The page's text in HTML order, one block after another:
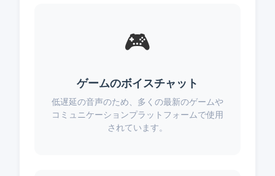
🎮
ゲームのボイスチャット
低遅延の音声のため、多くの最新のゲームや
コミュニケーションプラットフォームで使用
されています。